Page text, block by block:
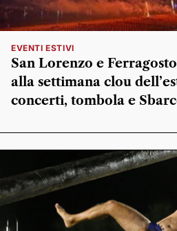
EVENTI ESTIVI
San Lorenzo e
alla settimana clou
concerti, tombola e